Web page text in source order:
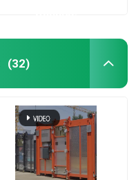
(32)